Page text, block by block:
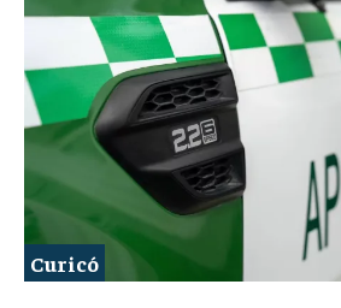
Curicó